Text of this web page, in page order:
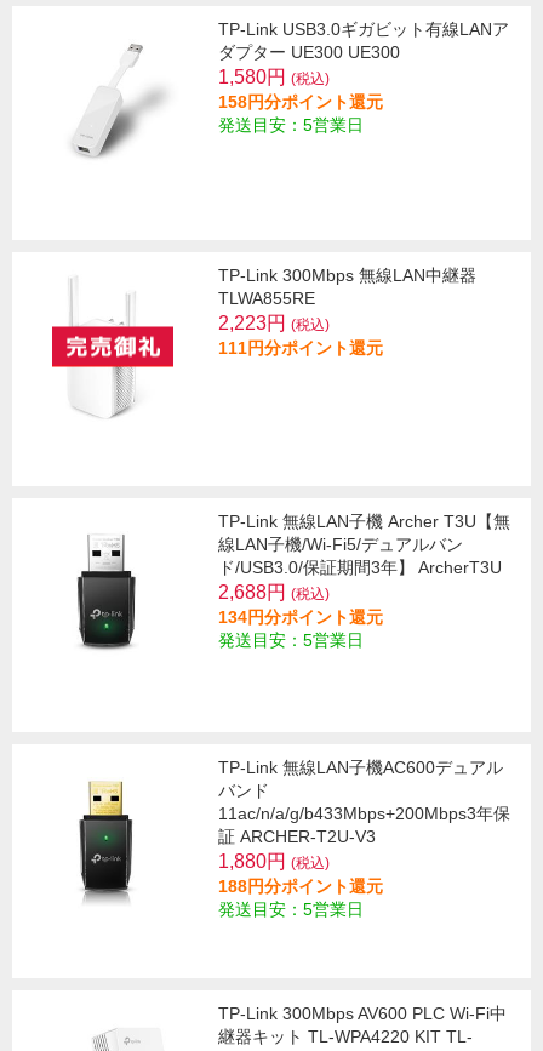
TP-Link USB3.0ギガビット有線LANア
ダプター UE300 UE300
1,580円 (税込)
158円分ポイント還元
発送目安：5営業日
TP-Link 300Mbps 無線LAN中継器
TLWA855RE
2,223円 (税込)
111円分ポイント還元
TP-Link 無線LAN子機 Archer T3U【無
線LAN子機/Wi-Fi5/デュアルバン
ド/USB3.0/保証期間3年】 ArcherT3U
2,688円 (税込)
134円分ポイント還元
発送目安：5営業日
TP-Link 無線LAN子機AC600デュアル
バンド
11ac/n/a/g/b433Mbps+200Mbps3年保
証 ARCHER-T2U-V3
1,880円 (税込)
188円分ポイント還元
発送目安：5営業日
TP-Link 300Mbps AV600 PLC Wi-Fi中
継器キット TL-WPA4220 KIT TL-